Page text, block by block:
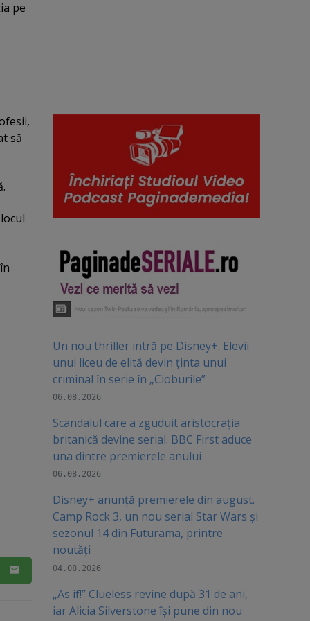
pe
să
Un nou thriller intră pe Disney+. Elevii
unui liceu de elită devin ținta unui
criminal în serie în „Cioburile”
06.08.2026
Scandalul care a zguduit aristocrația
britanică devine serial. BBC First aduce
una dintre premierele anului
06.08.2026
Disney+ anunță premierele din august.
Camp Rock 3, un nou serial Star Wars și
sezonul 14 din Futurama, printre
noutăți
04.08.2026
„As if!” Clueless revine după 31 de ani,
iar Alicia Silverstone își pune din nou